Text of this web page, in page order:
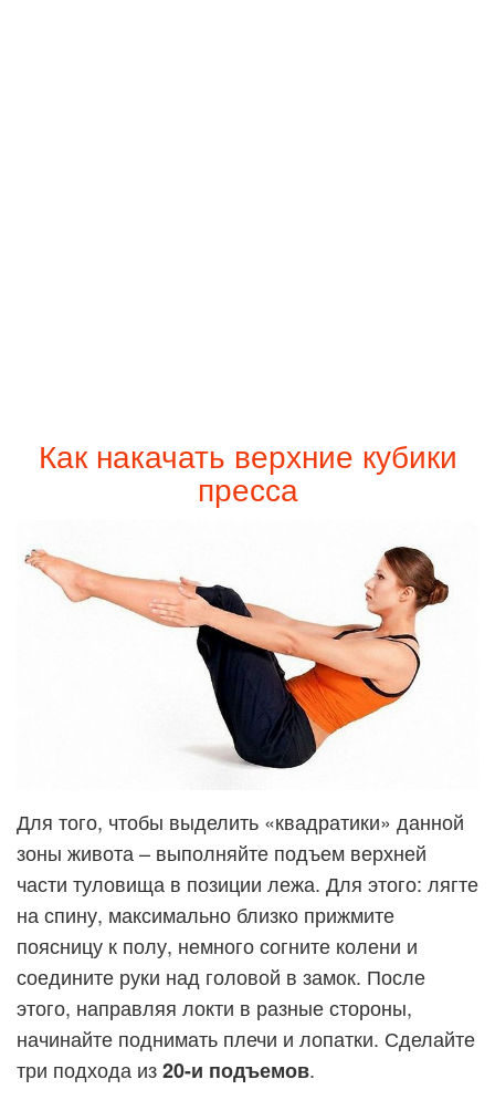
Как накачать верхние кубики
пресса
Для того, чтобы выделить «квадратики» данной
зоны живота – выполняйте подъем верхней
части туловища в позиции лежа. Для этого: лягте
на спину, максимально близко прижмите
поясницу к полу, немного согните колени и
соедините руки над головой в замок. После
этого, направляя локти в разные стороны,
начинайте поднимать плечи и лопатки. Сделайте
три подхода из20-и подъемов.